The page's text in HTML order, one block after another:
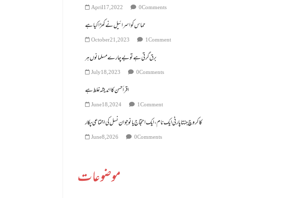
April 17, 2022 0 Comments
حماس کو اسرائیل نے کھڑا کیا ہے
October 21, 2023 1 Comment
برق گرتی ہے تو بے چارے مسلمانوں ہر
July 18, 2023 0 Comments
اقرأ حسن کا اندیشہ غلط ہے
June 18, 2024 1 Comment
کاکروچ جنتا پارٹی ایک نام، ایک احتجاج یا نوجوان نسل کی اجتماعی پکار
June 8, 2026 0 Comments
موضوعات